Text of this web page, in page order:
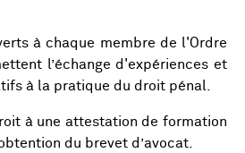
à chaque membre de l'Ordre
l’échange d'expériences et
à la pratique du droit pénal.
à une attestation de formation
du brevet d’avocat.